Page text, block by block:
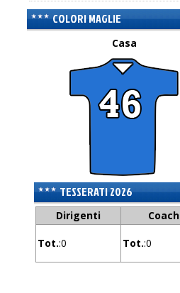
COLORI MAGLIE
Casa
TESSERATI 2026
Dirigenti Coach
Tot.:0 Tot.:0